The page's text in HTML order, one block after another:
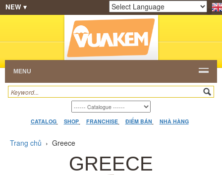
SHOP HẠT CAFE
NHÀ HÀNG
CATALOG VIDEO HỎI ĐÁP
NEW ▾
Powered by Translate
MENU
CATALOG SHOP FRANCHISE ĐIỂM BÁN NHÀ HÀNG
Trang chủ › Greece
GREECE